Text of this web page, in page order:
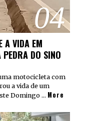
04
A VIDA EM
DO SINO
motocicleta com
a vida de um
Domingo … More